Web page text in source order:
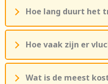
Hoe lang duurt het
Hoe vaak zijn er
Wat is de meest